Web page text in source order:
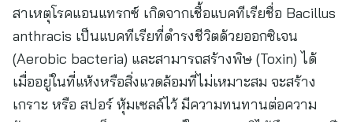
สาเหตุโรคแอนแทรกซ์ เกิดจากเชื้อแบคทีเรียชื่อ Bacillus
anthracis เป็นแบคทีเรียที่ดำรงชีวิตด้วยออกซิเจน
(Aerobic bacteria) และสามารถสร้างพิษ (Toxin) ได้
เมื่ออยู่ในที่แห้งหรือสิ่งแวดล้อมที่ไม่เหมาะสม จะสร้าง
เกราะ หรือ สปอร์ หุ้มเซลล์ไว้ มีความทนทานต่อความ